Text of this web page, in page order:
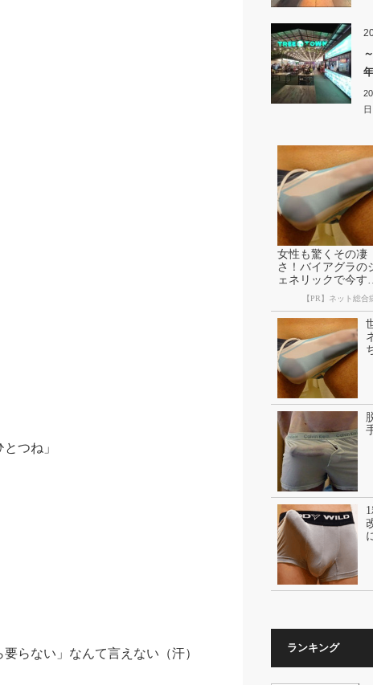
つね」
らない」なんて言えない（汗） ランキング